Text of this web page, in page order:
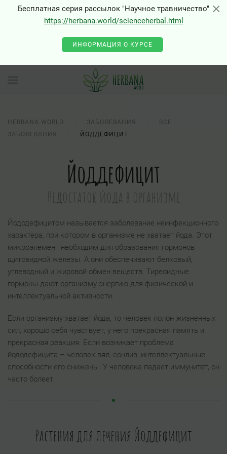
×
Бесплатная серия рассылок "Научное травничество"
https://herbana.world/scienceherbal.html
ИНФОРМАЦИЯ О КУРСЕ
HERBANA.WORLD ЗАБОЛЕВАНИЯ
ВСЕ
ЗАБОЛЕВАНИЯ
ЙОДДЕФИЦИТ
Йоддефицит
Недостаток йода в организме
Йододефицитом называется заболевание неинфекционного
характера, при котором в организме не хватает йода. Этот
микроэлемент необходим для образования гормонов
щитовидной железы. А они обеспечивают белковый,
углеводный и жировой обмен веществ. Тиреоидные
гормоны дают организму энергию для физической и
интеллектуальной активности.
Если организму хватает йода, то человек полон жизненных
сил, хорошо себя чувствует, у него прекрасная память и
прекрасная реакция. Если возникает проблема
йододефицита – человек вял, сонлив, интеллектуальные
способности его снижены. У человека падает иммунитет, он
часто болеет.
Растения для лечения Йоддефицит
×